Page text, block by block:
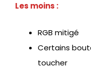
Les moins :
RGB mitigé
Certains
toucher